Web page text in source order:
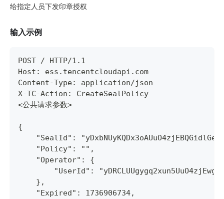
给指定人员下发印章授权
输入示例
POST / HTTP/1.1
Host: ess.tencentcloudapi.com
Content-Type: application/json
X-TC-Action: CreateSealPolicy
<公共请求参数>
{
"SealId":
    "Policy": "",
    "Operator": {
"UserId":
    },
    "Expired": 1736906734,